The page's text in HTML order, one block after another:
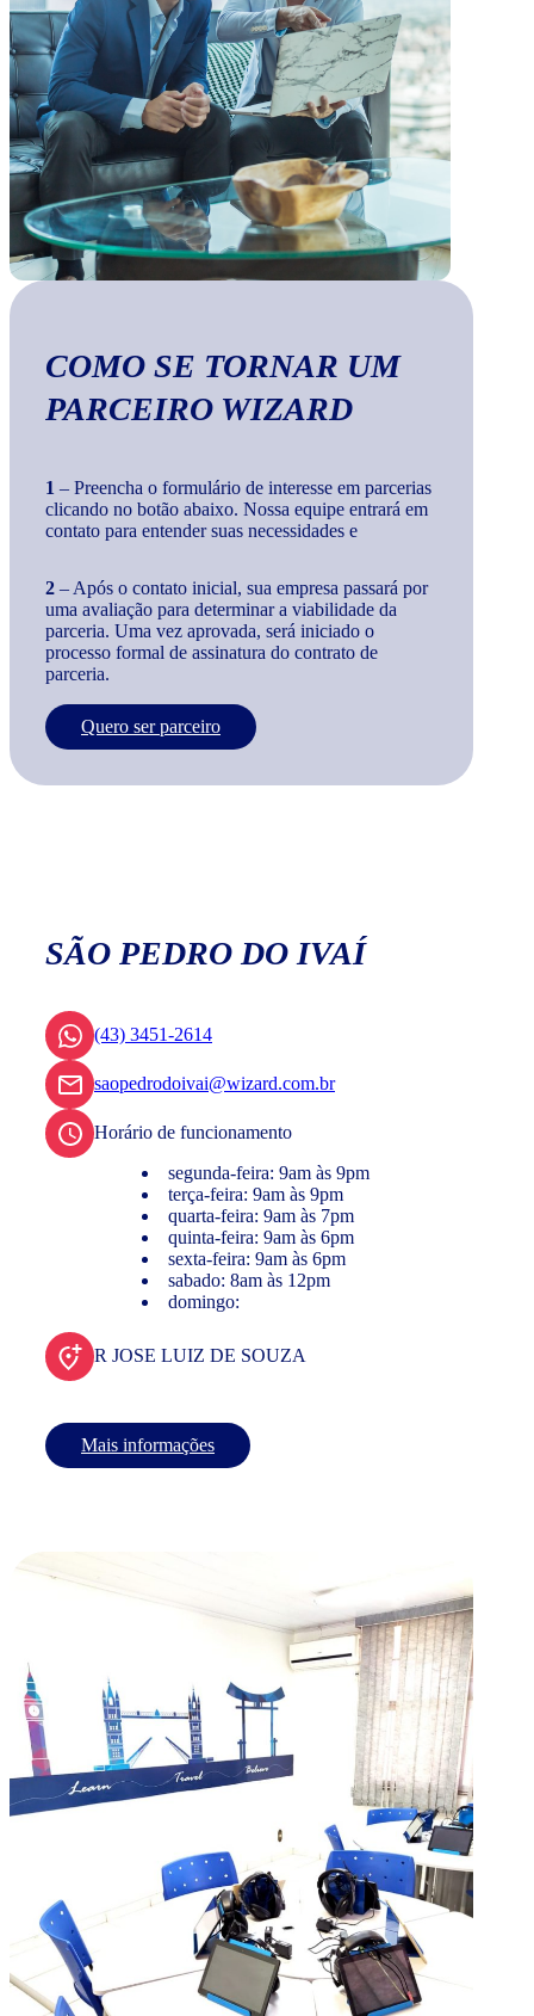
COMO SE TORNAR UM
PARCEIRO WIZARD
1 – Preencha o formulário de interesse em parcerias
clicando no botão abaixo. Nossa equipe entrará em
contato para entender suas necessidades e
2 – Após o contato inicial, sua empresa passará por
uma avaliação para determinar a viabilidade da
parceria. Uma vez aprovada, será iniciado o
processo formal de assinatura do contrato de
parceria.
Quero ser parceiro
SÃO PEDRO DO IVAÍ
(43) 3451-2614
saopedrodoivai@wizard.com.br
Horário de funcionamento
segunda-feira: 9am às 9pm
terça-feira: 9am às 9pm
quarta-feira: 9am às 7pm
quinta-feira: 9am às 6pm
sexta-feira: 9am às 6pm
sabado: 8am às 12pm
domingo:
R JOSE LUIZ DE SOUZA
Mais informações